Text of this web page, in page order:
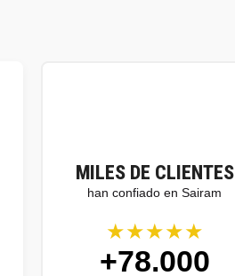
MILES DE CLIENTES
han confiado en Sairam
★★★★★
+78.000